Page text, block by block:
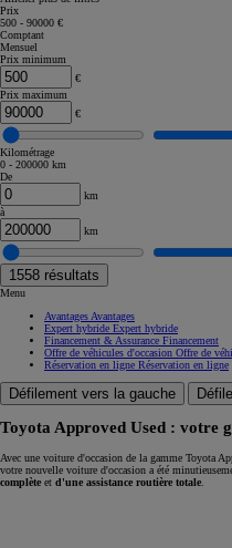
Prix
500 - 90000 €
Comptant
Mensuel
Prix minimum
€
Prix maximum
€
Kilométrage
0 - 200000 km
De
km
à
km
1558 résultats
Menu
Avantages Avantages
Expert hybride Expert hybride
Financement & Assurance Financement
Offre de véhicules d'occasion Offre de
Réservation en ligne Réservation en ligne
Défilement vers la gauche
Toyota Approved Used : votre
Avec une voiture d'occasion de la gamme Toyota
votre nouvelle voiture d'occasion a été
complète et d'une assistance routière totale